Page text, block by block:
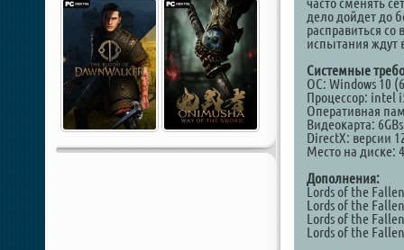
дело дойдет до
расправиться
испытания ждут
Системные
ОС: Windows 10
Процессор: intel
Оперативная
Видеокарта:
DirectX: версии
Место на диске:
Дополнения:
Lords of the
Lords of the
Lords of the
Lords of the